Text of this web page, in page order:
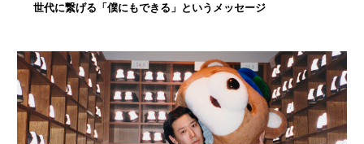
世代に繋げる「僕にもできる」というメッセージ